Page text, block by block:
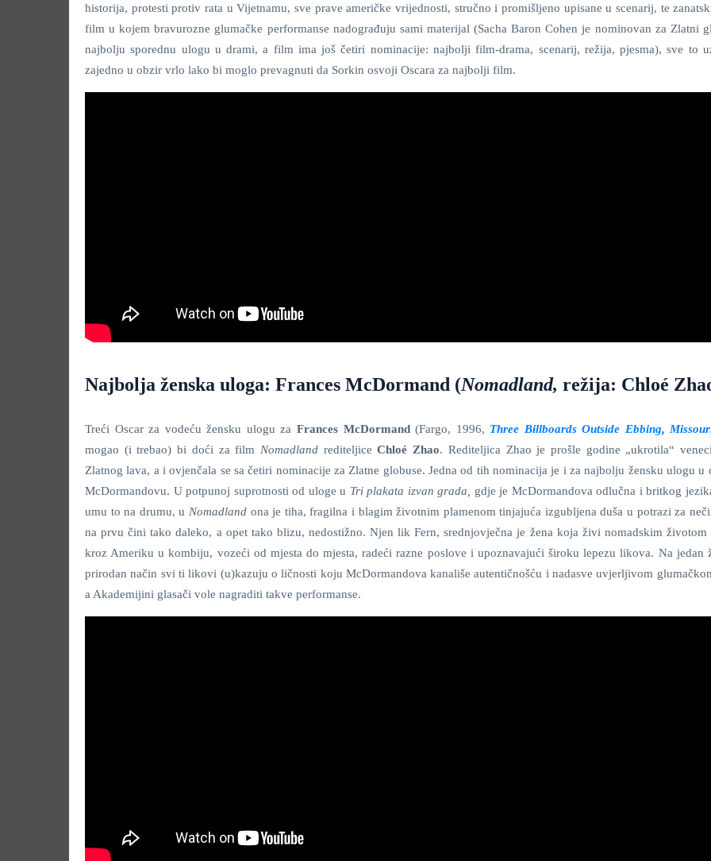
historija, protesti protiv rata u Vijetnamu, sve prave američke vrijednosti, stručno i promišljeno upisane u scenarij, te
film u kojem bravurozne glumačke performanse nadograđuju sami materijal (Sacha Baron Cohen je nominovan za Zlatni
najbolju sporednu ulogu u drami, a film ima još četiri nominacije: najbolji film-drama, scenarij, režija, pjesma), sve to
zajedno u obzir vrlo lako bi moglo prevagnuti da Sorkin osvoji Oscara za najbolji film.
Najbolja ženska uloga: Frances McDormand (Nomadland, režija: Chloé
Treći Oscar za vodeću žensku ulogu za Frances McDormand(Fargo, 1996, Three Billboards Outside Ebbing,
mogao (i trebao) bi doći za film Nomadland rediteljiceChloé Zhao. Rediteljica Zhao je prošle godine „ukrotila“
Zlatnog lava, a i ovjenčala se sa četiri nominacije za Zlatne globuse. Jedna od tih nominacija je i za najbolju žensku ulogu u
McDormandovu. U potpunoj suprotnosti od uloge u Tri plakata izvan grada, gdje je McDormandova odlučna i britkog
umu to na drumu, u Nomadlandona je tiha, fragilna i blagim životnim plamenom tinjajuća izgubljena duša u potrazi za
na prvu čini tako daleko, a opet tako blizu, nedostižno. Njen lik Fern, srednjovječna je žena koja živi nomadskim životom
kroz Ameriku u kombiju, vozeći od mjesta do mjesta, radeći razne poslove i upoznavajući široku lepezu likova. Na jedan
prirodan način svi ti likovi (u)kazuju o ličnosti koju McDormandova kanališe autentičnošću i nadasve uvjerljivom
a Akademijini glasači vole nagraditi takve performanse.